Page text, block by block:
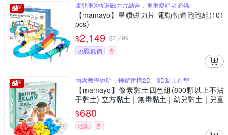
電動車X軌道磁力片結合，車車愛好者必備
【mamayo】星鑽磁力片-電動軌道跑跑組(101
pcs)
$2,149 $2,299
挑戰低價
券
內含教學說明，輕鬆建構2D、3D黏土造型
【mamayo】像素黏土四色組(800顆以上不沾
手黏土) 立方黏土｜無毒黏土｜幼兒黏土｜兒童
才藝黏土
$680
活動 券